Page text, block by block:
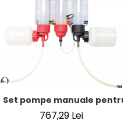
/ uree (AUS32) | 1 m
Set pompe manuale pentru
767,29 Lei